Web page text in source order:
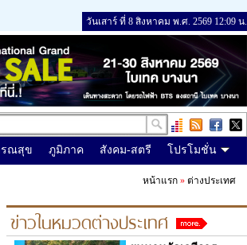
วันเสาร์ ที่ 8 สิงหาคม พ.ศ. 2569 12:09 น.
รณสุข ภูมิภาค สังคม-สตรี โปรโมชั่น
หน้าแรก » ต่างประเทศ
ข่าวในหมวดต่างประเทศ